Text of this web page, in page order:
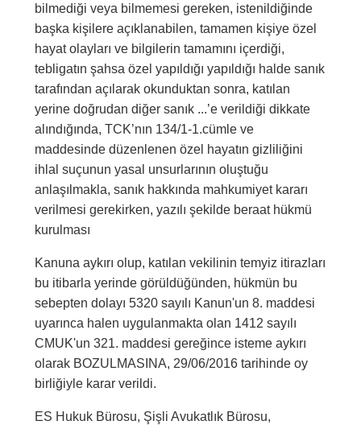
bilmediği veya bilmemesi gereken, istenildiğinde
başka kişilere açıklanabilen, tamamen kişiye özel
hayat olayları ve bilgilerin tamamını içerdiği,
tebligatın şahsa özel yapıldığı yapıldığı halde sanık
tarafından açılarak okunduktan sonra, katılan
yerine doğrudan diğer sanık ...’e verildiği dikkate
alındığında, TCK’nın 134/1-1.cümle ve
maddesinde düzenlenen özel hayatın gizliliğini
ihlal suçunun yasal unsurlarının oluştuğu
anlaşılmakla, sanık hakkında mahkumiyet kararı
verilmesi gerekirken, yazılı şekilde beraat hükmü
kurulması
Kanuna aykırı olup, katılan vekilinin temyiz itirazları
bu itibarla yerinde görüldüğünden, hükmün bu
sebepten dolayı 5320 sayılı Kanun'un 8. maddesi
uyarınca halen uygulanmakta olan 1412 sayılı
CMUK'un 321. maddesi gereğince isteme aykırı
olarak BOZULMASINA, 29/06/2016 tarihinde oy
birliğiyle karar verildi.
ES Hukuk Bürosu, Şişli Avukatlık Bürosu,